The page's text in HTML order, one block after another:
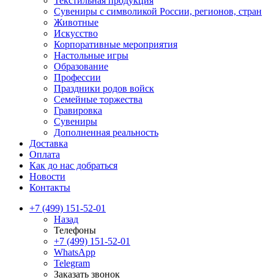
Сувениры с символикой России, регионов, стран
Животные
Искусство
Корпоративные мероприятия
Настольные игры
Образование
Профессии
Праздники родов войск
Семейные торжества
Гравировка
Сувениры
Дополненная реальность
Доставка
Оплата
Как до нас добраться
Новости
Контакты
+7 (499) 151-52-01
Назад
Телефоны
+7 (499) 151-52-01
WhatsApp
Telegram
Заказать звонок